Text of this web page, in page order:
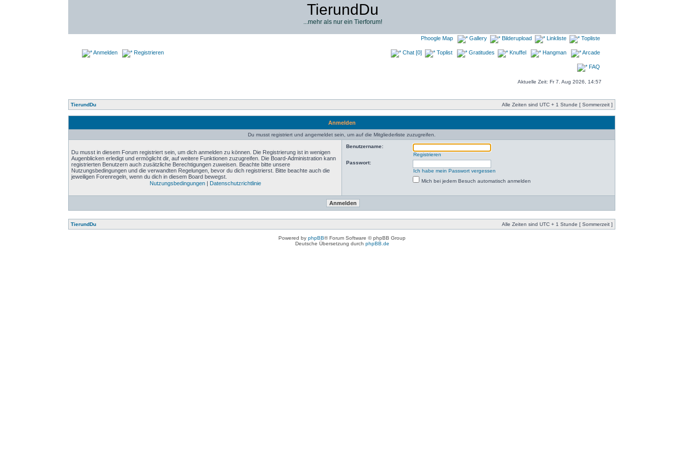
TierundDu
...mehr als nur ein Tierforum!
Anmelden Registrieren
Phoogle Map Gallery Bilderupload Linkliste Topliste
Chat [0] Toplist Gratitudes Knuffel Hangman Arcade
FAQ
Aktuelle Zeit: Fr 7. Aug 2026, 14:57
TierundDu Alle Zeiten sind UTC + 1 Stunde [ Sommerzeit ]
Anmelden
Du musst registriert und angemeldet sein, um auf die Mitgliederliste zuzugreifen.
Du musst in diesem Forum registriert sein, um dich anmelden zu können. Die Registrierung ist in wenigen
Augenblicken erledigt und ermöglicht dir, auf weitere Funktionen zuzugreifen. Die Board-Administration kann
registrierten Benutzern auch zusätzliche Berechtigungen zuweisen. Beachte bitte unsere
Nutzungsbedingungen und die verwandten Regelungen, bevor du dich registrierst. Bitte beachte auch die
jeweiligen Forenregeln, wenn du dich in diesem Board bewegst.
Nutzungsbedingungen| Datenschutzrichtlinie
Benutzername:
Registrieren
Passwort:
Ich habe mein Passwort vergessen
Mich bei jedem Besuch automatisch anmelden
TierundDu Alle Zeiten sind UTC + 1 Stunde [ Sommerzeit ]
Powered by phpBB® Forum Software © phpBB Group
Deutsche Übersetzung durch phpBB.de